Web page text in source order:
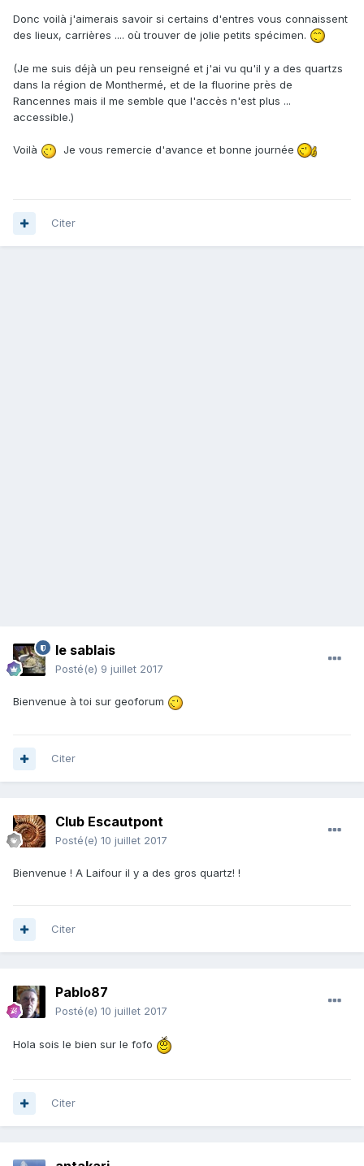
Donc voilà j'aimerais savoir si certains d'entres vous connaissent
des lieux, carrières .... où trouver de jolie petits spécimen.
(Je me suis déjà un peu renseigné et j'ai vu qu'il y a des quartzs
dans la région de Monthermé, et de la fluorine près de
Rancennes mais il me semble que l'accès n'est plus ...
accessible.)
Voilà Je vous remercie d'avance et bonne journée
Citer
le sablais
Posté(e) 9 juillet 2017
Bienvenue à toi sur geoforum
Citer
Club Escautpont
Posté(e) 10 juillet 2017
Bienvenue ! A Laifour il y a des gros quartz! !
Citer
Pablo87
Posté(e) 10 juillet 2017
Hola sois le bien sur le fofo
Citer